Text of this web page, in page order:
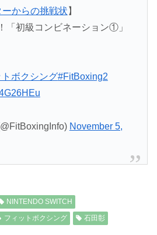
からの挑戦状 】
「初級コンビネーション①」
ボクシング#FitBoxing2
November 5,
NINTENDO SWITCH
フィットボクシング 石田彰